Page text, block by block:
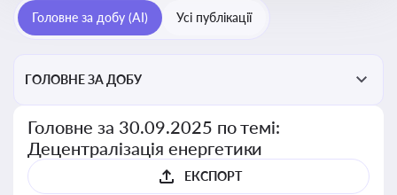
втрат при транспортуванні енергії та стимулювання
розвитку відновлюваних джерел
Головне за добу (AI) Усі публікації
ГОЛОВНЕ ЗА ДОБУ
Головне за 30.09.2025 по темі:
Децентралізація енергетики
ЕКСПОРТ